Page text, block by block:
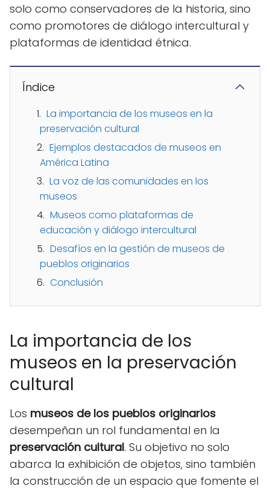
solo como conservadores de la historia, sino
como promotores de diálogo intercultural y
plataformas de identidad étnica.
Índice
La importancia de los museos en la
preservación cultural
Ejemplos destacados de museos en
América Latina
La voz de las comunidades en los
museos
Museos como plataformas de
educación y diálogo intercultural
Desafíos en la gestión de museos de
pueblos originarios
Conclusión
La importancia de los
museos en la preservación
cultural
Los museos de los pueblos originarios
desempeñan un rol fundamental en la
preservación cultural. Su objetivo no solo
abarca la exhibición de objetos, sino también
la construcción de un espacio que fomente el